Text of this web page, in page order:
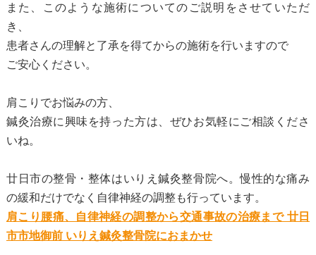
また、このような施術についてのご説明をさせていただ
き、
患者さんの理解と了承を得てからの施術を行いますので
ご安心ください。
肩こりでお悩みの方、
鍼灸治療に興味を持った方は、ぜひお気軽にご相談くださ
いね。
廿日市の整骨・整体はいりえ鍼灸整骨院へ。慢性的な痛み
の緩和だけでなく自律神経の調整も行っています。
肩こり腰痛、自律神経の調整から交通事故の治療まで 廿日
市市地御前 いりえ鍼灸整骨院におまかせ